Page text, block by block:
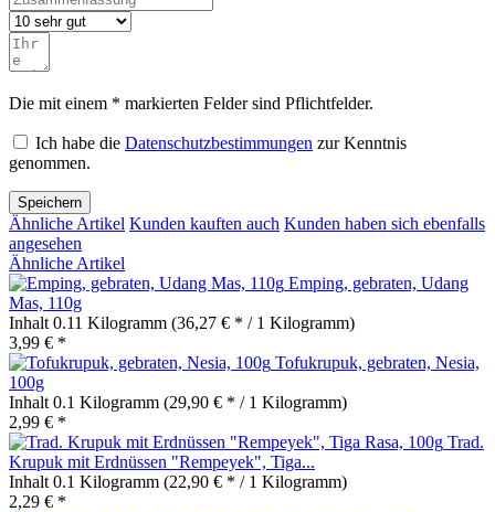
Die mit einem * markierten Felder sind Pflichtfelder.
Ich habe die Datenschutzbestimmungen zur Kenntnis
genommen.
Speichern
Ähnliche Artikel Kunden kauften auch Kunden haben sich ebenfalls
angesehen
Ähnliche Artikel
Emping, gebraten, Udang
Mas, 110g
Inhalt 0.11 Kilogramm (36,27 € * / 1 Kilogramm)
3,99 € *
Tofukrupuk, gebraten, Nesia,
100g
Inhalt 0.1 Kilogramm (29,90 € * / 1 Kilogramm)
2,99 € *
Trad.
Krupuk mit Erdnüssen "Rempeyek", Tiga...
Inhalt 0.1 Kilogramm (22,90 € * / 1 Kilogramm)
2,29 € *